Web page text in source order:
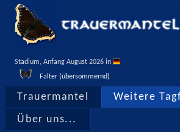
Stadium, Anfang August 2026 in
Falter (übersommernd)
Trauermantel Weitere
Über uns...